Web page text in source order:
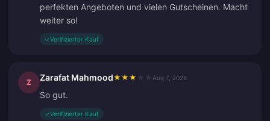
perfekten Angeboten und vielen Gutscheinen. Macht
weiter so!
✓Verifizierter Kauf
Z Zarafat Mahmood★ ★ ★ Aug 7, 2026
So gut.
✓Verifizierter Kauf